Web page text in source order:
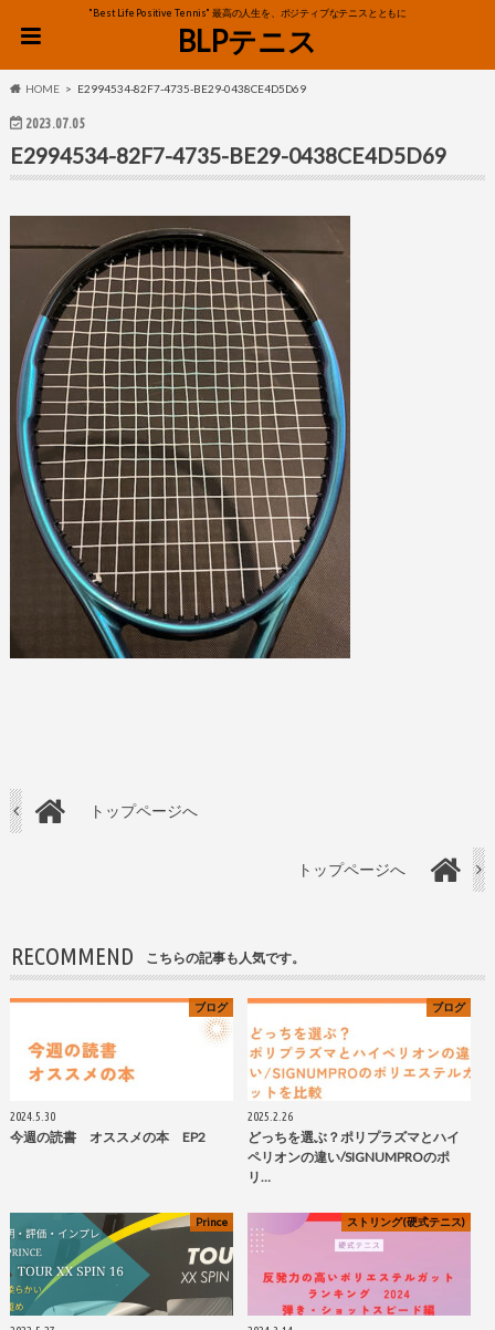
"Best Life Positive Tennis" 最高の人生を、ポジティブなテニスとともに
BLPテニス
HOME E2994534-82F7-4735-BE29-0438CE4D5D69
2023.07.05
E2994534-82F7-4735-BE29-0438CE4D5D69
トップページへ
トップページへ
RECOMMEND こちらの記事も人気です。
ブログ
2024.5.30
今週の読書 オススメの本 EP2
ブログ
2025.2.26
どっちを選ぶ？ポリプラズマとハイ
ペリオンの違い/SIGNUMPROのポ
リ…
Prince ストリング(硬式テニス)